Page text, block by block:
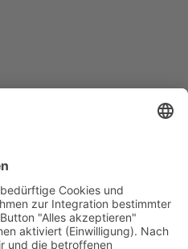
Konstanz und
Tiere in der Region.